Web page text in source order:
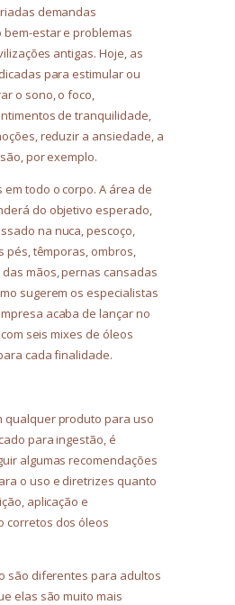
demandas
estar e problemas
antigas. Hoje, as
para estimular ou
o sono, o foco,
de tranquilidade,
reduzir a ansiedade, a
por exemplo.
em todo o corpo. A área de
do objetivo esperado,
na nuca, pescoço,
pés, têmporas, ombros,
mãos, pernas cansadas
sugerem os especialistas
acaba de lançar no
seis mixes de óleos
cada finalidade.
qualquer produto para uso
para ingestão, é
algumas recomendações
o uso e diretrizes quanto
aplicação e
corretos dos óleos
são diferentes para adultos
elas são muito mais